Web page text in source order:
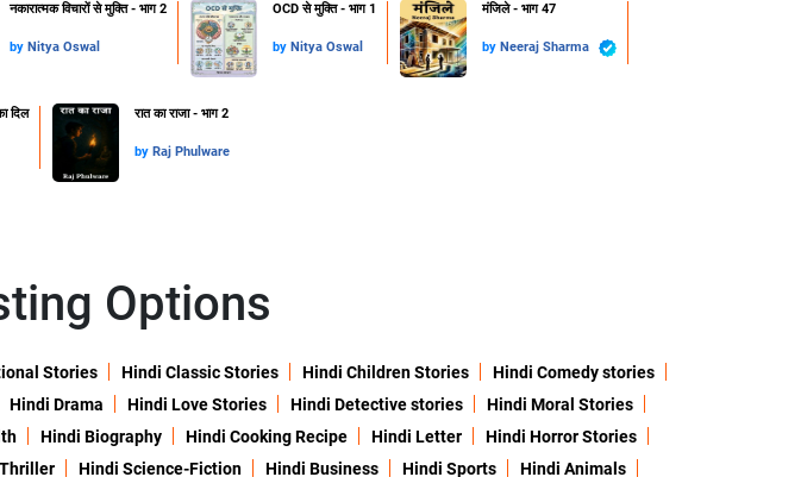
नकारात्मक विचारों से मुक्ति - भाग 2
by Nitya Oswal
OCD से मुक्ति - भाग 1
by Nitya Oswal
मंजिले - भाग 47
by Neeraj Sharma
दिल रात का राजा - भाग 2
by Raj Phulware
Options
Stories Hindi Classic Stories Hindi Children Stories
Hindi Comedy stories
Hindi Drama Hindi Love Stories Hindi Detective stories
Hindi Moral Stories
Hindi Biography Hindi Cooking Recipe Hindi Letter
Hindi Horror Stories
Hindi Science-Fiction Hindi Business Hindi Sports
Hindi Animals